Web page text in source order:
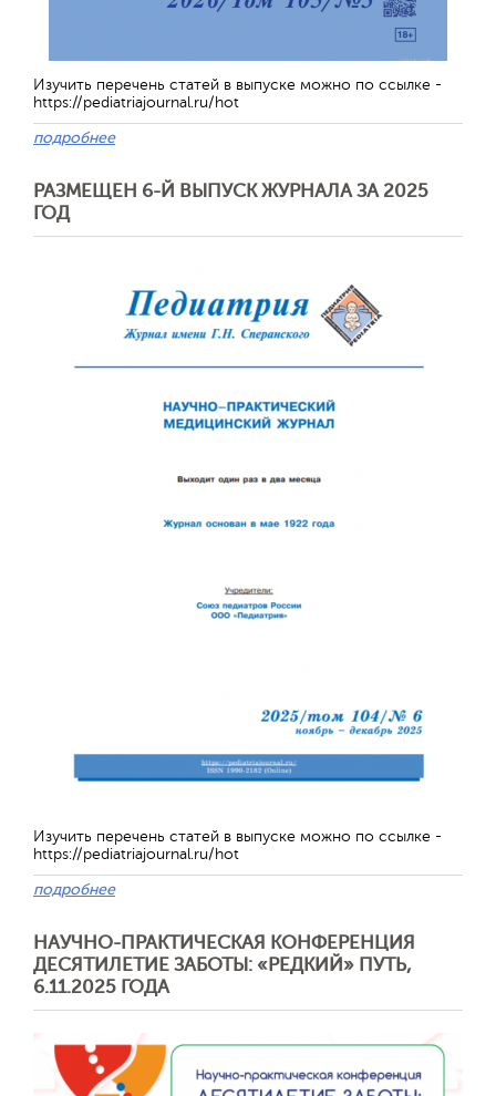
Изучить перечень статей в выпуске можно по ссылке -
https://pediatriajournal.ru/hot
подробнее
РАЗМЕЩЕН 6-Й ВЫПУСК ЖУРНАЛА ЗА 2025
ГОД
Изучить перечень статей в выпуске можно по ссылке -
https://pediatriajournal.ru/hot
подробнее
НАУЧНО-ПРАКТИЧЕСКАЯ КОНФЕРЕНЦИЯ
ДЕСЯТИЛЕТИЕ ЗАБОТЫ: «РЕДКИЙ» ПУТЬ,
6.11.2025 ГОДА